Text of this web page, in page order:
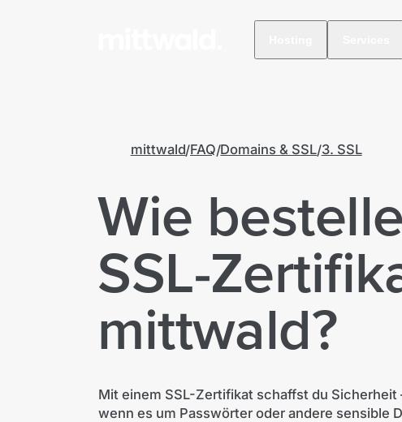
mittwald FAQ Domains & SSL 3. SSL
Wie
SSL-
mittwald?
Mit einem SSL-Zertifikat schaffst du Sicherheit
wenn es um Passwörter oder andere sensible